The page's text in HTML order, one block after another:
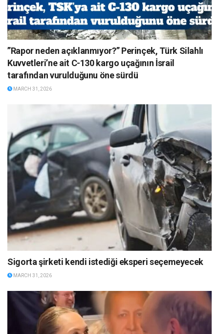
”Rapor neden açıklanmıyor?” Perinçek, Türk Silahlı
Kuvvetleri’ne ait C-130 kargo uçağının İsrail
tarafından vurulduğunu öne sürdü
MARCH 31, 2026
Sigorta şirketi kendi istediği eksperi seçemeyecek
MARCH 31, 2026